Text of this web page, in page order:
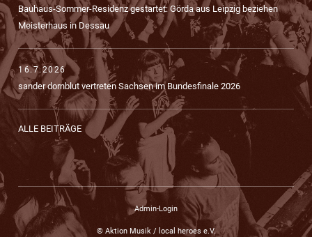
Bauhaus-Sommer-Residenz gestartet: Görda aus Leipzig beziehen
Meisterhaus in Dessau
16.7.2026
sander dornblut vertreten Sachsen im Bundesfinale 2026
ALLE BEITRÄGE
Admin-Login
© Aktion Musik / local heroes e.V.